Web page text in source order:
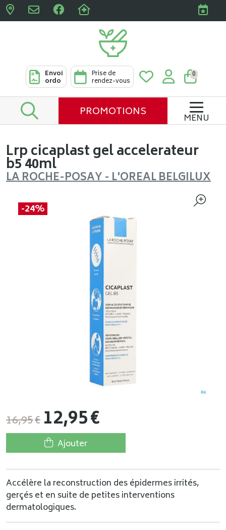
Pharmacies Clabots &
Envoi
ordo
Prise de
rendez-vous
0
PROMOTIONS MENU
Lrp cicaplast gel accelerateur
b5 40ml
LA ROCHE-POSAY - L'OREAL BELGILUX
-24%
16,95€ 12,95€
Ajouter
Accélère la reconstruction des épidermes irrités,
gerçés et en suite de petites interventions
dermatologiques.